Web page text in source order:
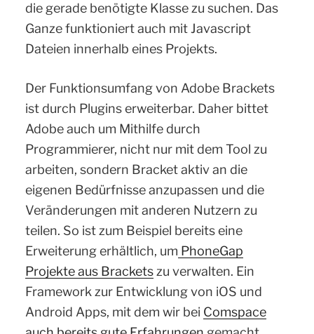
die gerade benötigte Klasse zu suchen. Das
Ganze funktioniert auch mit Javascript
Dateien innerhalb eines Projekts.
Der Funktionsumfang von Adobe Brackets
ist durch Plugins erweiterbar. Daher bittet
Adobe auch um Mithilfe durch
Programmierer, nicht nur mit dem Tool zu
arbeiten, sondern Bracket aktiv an die
eigenen Bedürfnisse anzupassen und die
Veränderungen mit anderen Nutzern zu
teilen. So ist zum Beispiel bereits eine
Erweiterung erhältlich, um PhoneGap
Projekte aus Bracketszu verwalten. Ein
Framework zur Entwicklung von iOS und
Android Apps, mit dem wir bei Comspace